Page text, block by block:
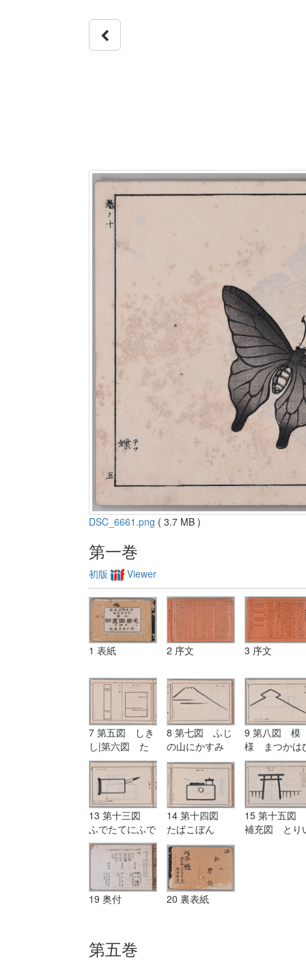
DSC_6661.png ( 3.7 MB )
第一巻
初版 Viewer
1 表紙 2 序文 3 序文
7 第五図 しき
し|第六図 た
んざく
8 第七図 ふじ
の山にかすみ
9 第八図 模
様 まつかは
し
13 第十三図
ふでたてにふで
14 第十四図
たばこぼん
15 第十五図
補充図 とり
19 奥付 20 裏表紙
第五巻